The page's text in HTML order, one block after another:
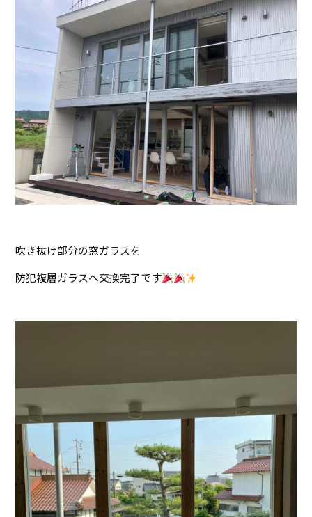
吹き抜け部分の窓ガラスを
防犯複層ガラスへ交換完了です